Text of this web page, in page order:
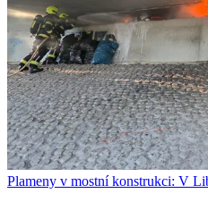
Plameny v mostní konstrukci: V